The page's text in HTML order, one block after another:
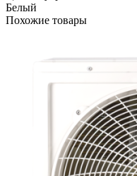
Белый
Похожие товары